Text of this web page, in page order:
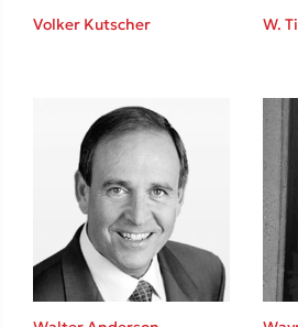
Δανάη
Mel Robbins
Η μέθοδος
Volker Kutscher W.